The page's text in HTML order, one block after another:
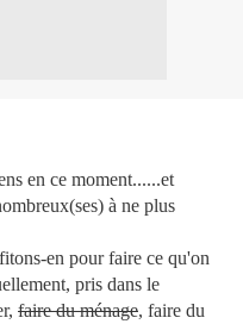
en ce moment......et
à ne plus
en pour faire ce qu'on
pris dans le
faire du ménage, faire du